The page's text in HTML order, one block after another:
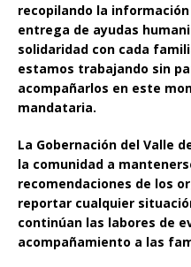
recopilando la
entrega de ayudas
solidaridad con cada
estamos trabajando sin
acompañarlos en este
mandataria.
La Gobernación del Valle
la comunidad a
recomendaciones de los
reportar cualquier
continúan las labores de
acompañamiento a las